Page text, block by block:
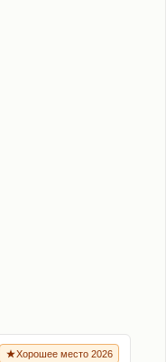
Хорошее место 2026